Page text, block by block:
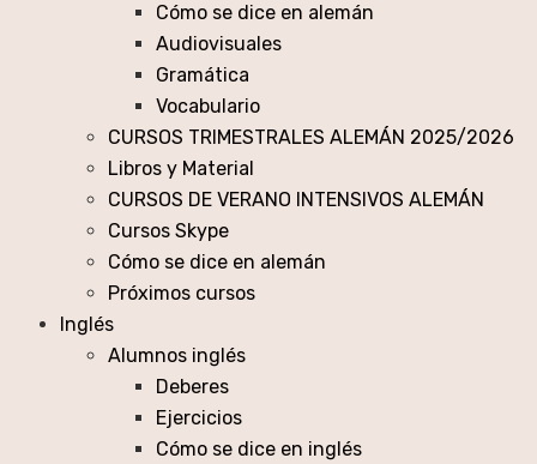
Cómo se dice en alemán
Audiovisuales
Gramática
Vocabulario
CURSOS TRIMESTRALES ALEMÁN 2025/2026
Libros y Material
CURSOS DE VERANO INTENSIVOS ALEMÁN
Cursos Skype
Cómo se dice en alemán
Próximos cursos
Inglés
Alumnos inglés
Deberes
Ejercicios
Cómo se dice en inglés